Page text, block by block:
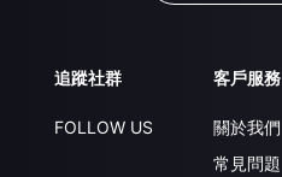
追蹤社群
FOLLOW US
客戶服務
關於我們
常見問題